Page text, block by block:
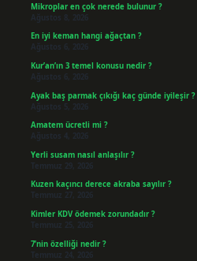
Mikroplar en çok nerede bulunur ?
Ağustos 8, 2026
En iyi keman hangi ağaçtan ?
Ağustos 6, 2026
Kur’an’ın 3 temel konusu nedir ?
Ağustos 6, 2026
Ayak baş parmak çıkığı kaç günde iyileşir ?
Ağustos 5, 2026
Amatem ücretli mi ?
Ağustos 4, 2026
Yerli susam nasıl anlaşılır ?
Temmuz 29, 2026
Kuzen kaçıncı derece akraba sayılır ?
Temmuz 27, 2026
Kimler KDV ödemek zorundadır ?
Temmuz 25, 2026
7’nin özelliği nedir ?
Temmuz 24, 2026